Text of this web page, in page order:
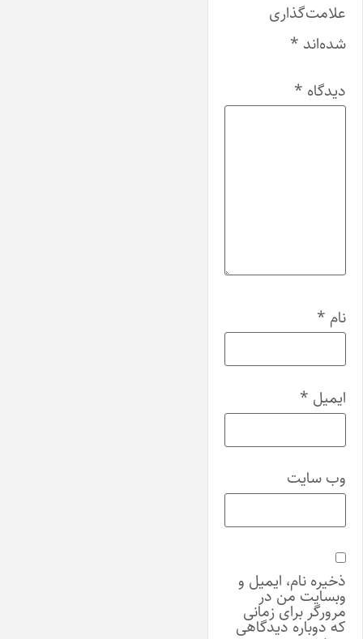
علامت‌گذاری
شده‌اند *
دیدگاه *
نام *
ایمیل *
وب‌ سایت
ذخیره نام، ایمیل و
وبسایت من در
مرورگر برای زمانی
که دوباره دیدگاهی